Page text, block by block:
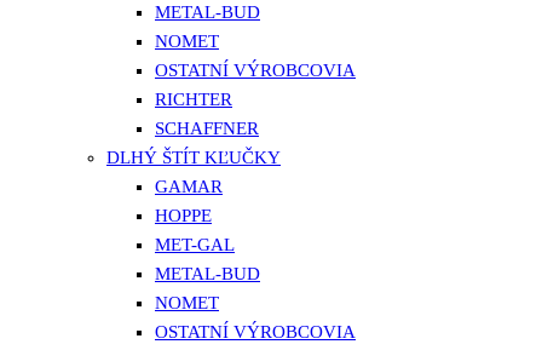
METAL-BUD
NOMET
OSTATNÍ VÝROBCOVIA
RICHTER
SCHAFFNER
DLHÝ ŠTÍT KĽUČKY
GAMAR
HOPPE
MET-GAL
METAL-BUD
NOMET
OSTATNÍ VÝROBCOVIA